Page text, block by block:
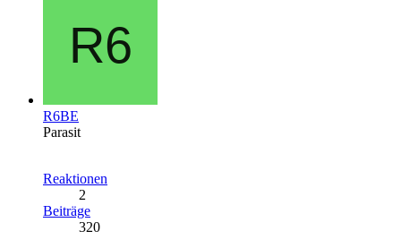
R6BE
Parasit
Reaktionen
2
Beiträge
320